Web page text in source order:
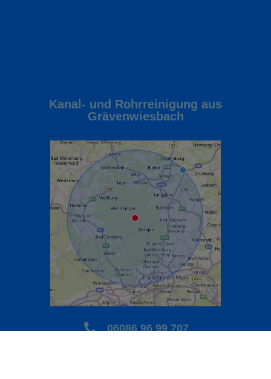
Kanal- und Rohrreinigung aus
Grävenwiesbach
06086 96 99 707